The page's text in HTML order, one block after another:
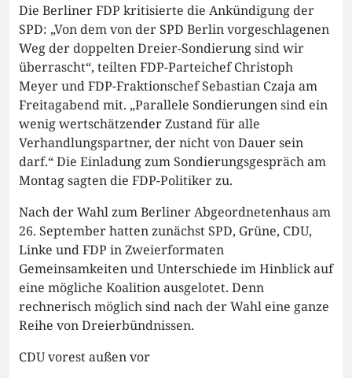
Die Berliner FDP kritisierte die Ankündigung der
SPD: „Von dem von der SPD Berlin vorgeschlagenen
Weg der doppelten Dreier-Sondierung sind wir
überrascht“, teilten FDP-Parteichef Christoph
Meyer und FDP-Fraktionschef Sebastian Czaja am
Freitagabend mit. „Parallele Sondierungen sind ein
wenig wertschätzender Zustand für alle
Verhandlungspartner, der nicht von Dauer sein
darf.“ Die Einladung zum Sondierungsgespräch am
Montag sagten die FDP-Politiker zu.
Nach der Wahl zum Berliner Abgeordnetenhaus am
26. September hatten zunächst SPD, Grüne, CDU,
Linke und FDP in Zweierformaten
Gemeinsamkeiten und Unterschiede im Hinblick auf
eine mögliche Koalition ausgelotet. Denn
rechnerisch möglich sind nach der Wahl eine ganze
Reihe von Dreierbündnissen.
CDU vorest außen vor